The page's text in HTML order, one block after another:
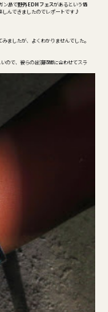
ン島で野外EDMフェスがあるという情
しんできましたのでレポートです♪
ましたが、よくわかりませんでした。
ので、彼らの出演時間に合わせてスラ